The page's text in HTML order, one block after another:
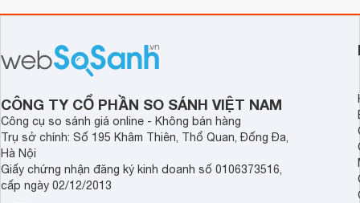
CÔNG TY CỔ PHẦN SO SÁNH VIỆT NAM
Công cụ so sánh giá online - Không bán hàng
Trụ sở chính: Số 195 Khâm Thiên, Thổ Quan, Đống Đa,
Hà Nội
Giấy chứng nhận đăng ký kinh doanh số 0106373516,
cấp ngày 02/12/2013